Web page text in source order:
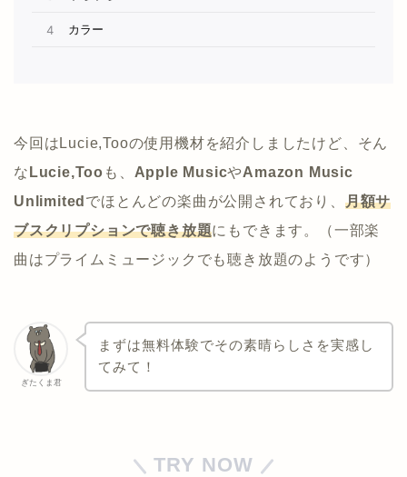
今回はLucie,Tooの使用機材を紹介しましたけど、そん
な Lucie,Too も、 Apple MusicやAmazon Music
Unlimited でほとんどの楽曲が公開されており、 月額サ
ブスクリプションで聴き放題にもできます。（一部楽
曲はプライムミュージックでも聴き放題のようです）
ぎたくま君
まずは無料体験でその素晴らしさを実感し
てみて！
TRY NOW